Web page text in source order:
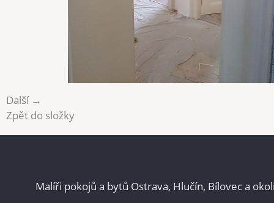
Další →
Zpět do složky
Malíři pokojů a bytů Ostrava, Hlučín, Bílovec a